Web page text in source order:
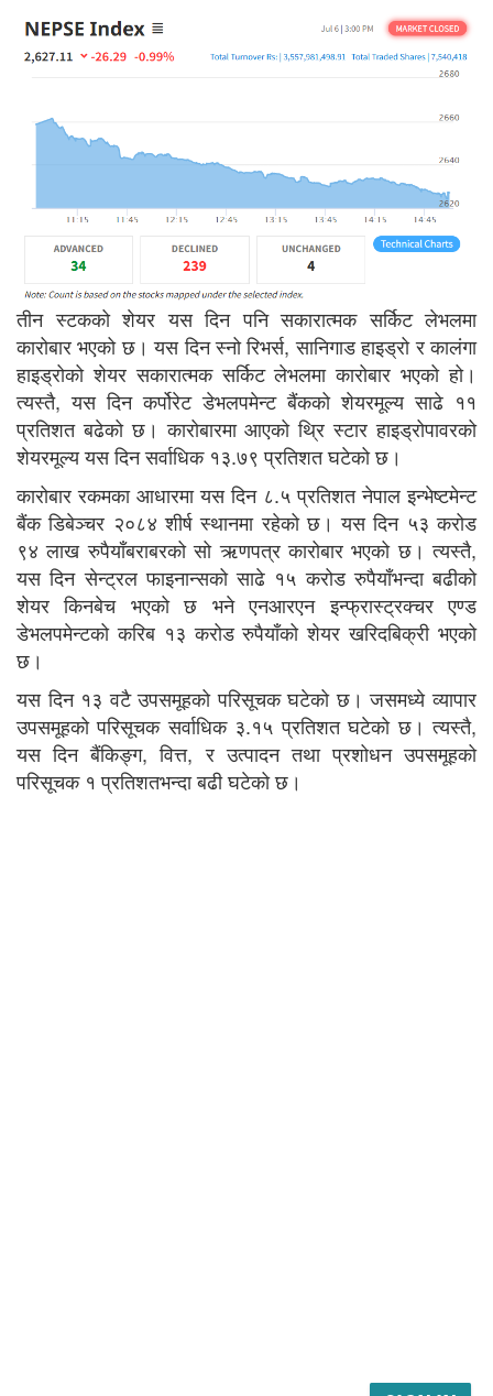
तीन स्टकको शेयर यस दिन पनि सकारात्मक सर्किट लेभलमा
कारोबार भएको छ। यस दिन स्नो रिभर्स, सानिगाड हाइड्रो र कालंगा
हाइड्रोको शेयर सकारात्मक सर्किट लेभलमा कारोबार भएको हो।
त्यस्तै, यस दिन कर्पोरेट डेभलपमेन्ट बैंकको शेयरमूल्य साढे ११
प्रतिशत बढेको छ। कारोबारमा आएको थ्रि स्टार हाइड्रोपावरको
शेयरमूल्य यस दिन सर्वाधिक १३.७९ प्रतिशत घटेको छ।
कारोबार रकमका आधारमा यस दिन ८.५ प्रतिशत नेपाल इन्भेष्टमेन्ट
बैंक डिबेञ्चर २०८४ शीर्ष स्थानमा रहेको छ। यस दिन ५३ करोड
९४ लाख रुपैयाँबराबरको सो ऋणपत्र कारोबार भएको छ। त्यस्तै,
यस दिन सेन्ट्रल फाइनान्सको साढे १५ करोड रुपैयाँभन्दा बढीको
शेयर किनबेच भएको छ भने एनआरएन इन्फ्रास्ट्रक्चर एण्ड
डेभलपमेन्टको करिब १३ करोड रुपैयाँको शेयर खरिदबिक्री भएको
छ।
यस दिन १३ वटै उपसमूहको परिसूचक घटेको छ। जसमध्ये व्यापार
उपसमूहको परिसूचक सर्वाधिक ३.१५ प्रतिशत घटेको छ। त्यस्तै,
यस दिन बैंकिङ्ग, वित्त, र उत्पादन तथा प्रशोधन उपसमूहको
परिसूचक १ प्रतिशतभन्दा बढी घटेको छ।